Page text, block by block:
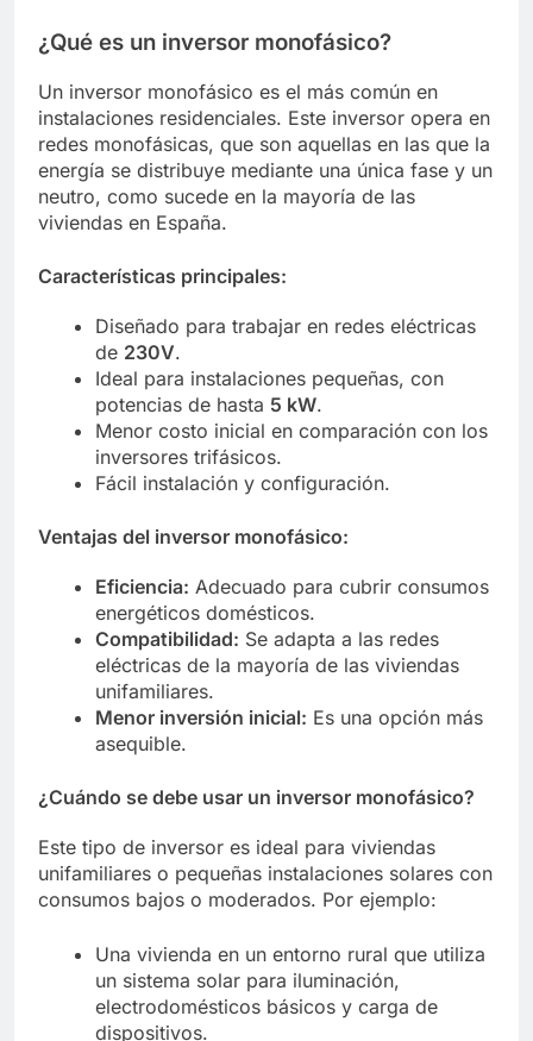
¿Qué es un inversor monofásico?
Un inversor monofásico es el más común en
instalaciones residenciales. Este inversor opera en
redes monofásicas, que son aquellas en las que la
energía se distribuye mediante una única fase y un
neutro, como sucede en la mayoría de las
viviendas en España.
Características principales:
Diseñado para trabajar en redes eléctricas
de 230V.
Ideal para instalaciones pequeñas, con
potencias de hasta 5 kW.
Menor costo inicial en comparación con los
inversores trifásicos.
Fácil instalación y configuración.
Ventajas del inversor monofásico:
Eficiencia: Adecuado para cubrir consumos
energéticos domésticos.
Compatibilidad: Se adapta a las redes
eléctricas de la mayoría de las viviendas
unifamiliares.
Menor inversión inicial: Es una opción más
asequible.
¿Cuándo se debe usar un inversor monofásico?
Este tipo de inversor es ideal para viviendas
unifamiliares o pequeñas instalaciones solares con
consumos bajos o moderados. Por ejemplo:
Una vivienda en un entorno rural que utiliza
un sistema solar para iluminación,
electrodomésticos básicos y carga de
dispositivos.